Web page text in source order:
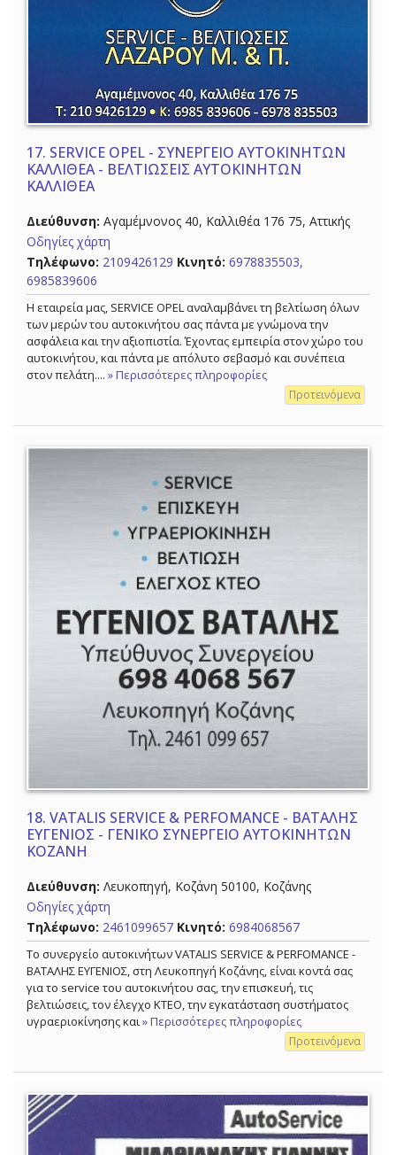
17. SERVICE OPEL - ΣΥΝΕΡΓΕΙΟ ΑΥΤΟΚΙΝΗΤΩΝ
ΚΑΛΛΙΘΕΑ - ΒΕΛΤΙΩΣΕΙΣ ΑΥΤΟΚΙΝΗΤΩΝ
ΚΑΛΛΙΘΕΑ
Διεύθυνση: Αγαμέμνονος 40, Καλλιθέα 176 75, Αττικής
Οδηγίες χάρτη
Τηλέφωνο: 2109426129 Κινητό: 6978835503,
6985839606
Η εταιρεία μας, SERVICE OPEL αναλαμβάνει τη βελτίωση όλων
των μερών του αυτοκινήτου σας πάντα με γνώμονα την
ασφάλεια και την αξιοπιστία. Έχοντας εμπειρία στον χώρο του
αυτοκινήτου, και πάντα με απόλυτο σεβασμό και συνέπεια
στον πελάτη.... » Περισσότερες πληροφορίες
Προτεινόμενα
18. VATALIS SERVICE & PERFOMANCE - ΒΑΤΑΛΗΣ
ΕΥΓΕΝΙΟΣ - ΓΕΝΙΚΟ ΣΥΝΕΡΓΕΙΟ ΑΥΤΟΚΙΝΗΤΩΝ
ΚΟΖΑΝΗ
Διεύθυνση: Λευκοπηγή, Κοζάνη 50100, Κοζάνης
Οδηγίες χάρτη
Τηλέφωνο: 2461099657 Κινητό: 6984068567
Το συνεργείο αυτοκινήτων VATALIS SERVICE & PERFOMANCE -
ΒΑΤΑΛΗΣ ΕΥΓΕΝΙΟΣ, στη Λευκοπηγή Κοζάνης, είναι κοντά σας
για το service του αυτοκινήτου σας, την επισκευή, τις
βελτιώσεις, τον έλεγχο ΚΤΕΟ, την εγκατάσταση συστήματος
υγραεριοκίνησης και» Περισσότερες πληροφορίες
Προτεινόμενα